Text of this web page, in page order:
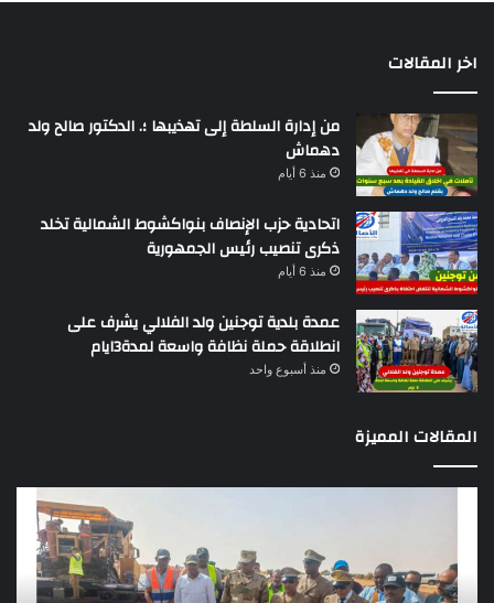
اخر المقالات
من إدارة السلطة إلى تهذيبها ؛. الدكتور صالح ولد
دهماش
منذ 6 أيام
اتحادية حزب الإنصاف بنواكشوط الشمالية تخلد
ذكرى تنصيب رئيس الجمهورية
منذ 6 أيام
عمدة بلدية توجنين ولد الفلالي يشرف على
انطلاقة حملة نظافة واسعة لمدة3ايام
منذ أسبوع واحد
المقالات المميزة
اشغال
بناء